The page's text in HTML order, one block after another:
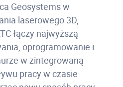
Geosystems w
laserowego 3D,
łączy najwyższą
oprogramowanie i
w zintegrowaną
pracy w czasie